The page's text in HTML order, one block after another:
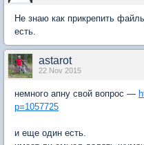
Не знаю как прикрепить
есть.
astarot
22 Nov 2015
немного апну свой вопрос —
p=1057725
и еще один есть.